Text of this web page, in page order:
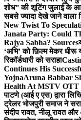
शोध” की शूटिंग जुलाई के
सबसे ज्यादा देखे जाने
New Twist To
Janata Party: Could
Rajya Sabha? Sources
‘अभि’ को फ़िल्म मेकर धीरू
रिकॉर्डधारी को सराहा
Continues His
YojnaAruna Babbar
Health At MSTV OTT
पाटणे (आई ए एस) द्वारा
ट्रेलर भोजपुरी समाज ने
संदीप रावत, नीलू रावत और